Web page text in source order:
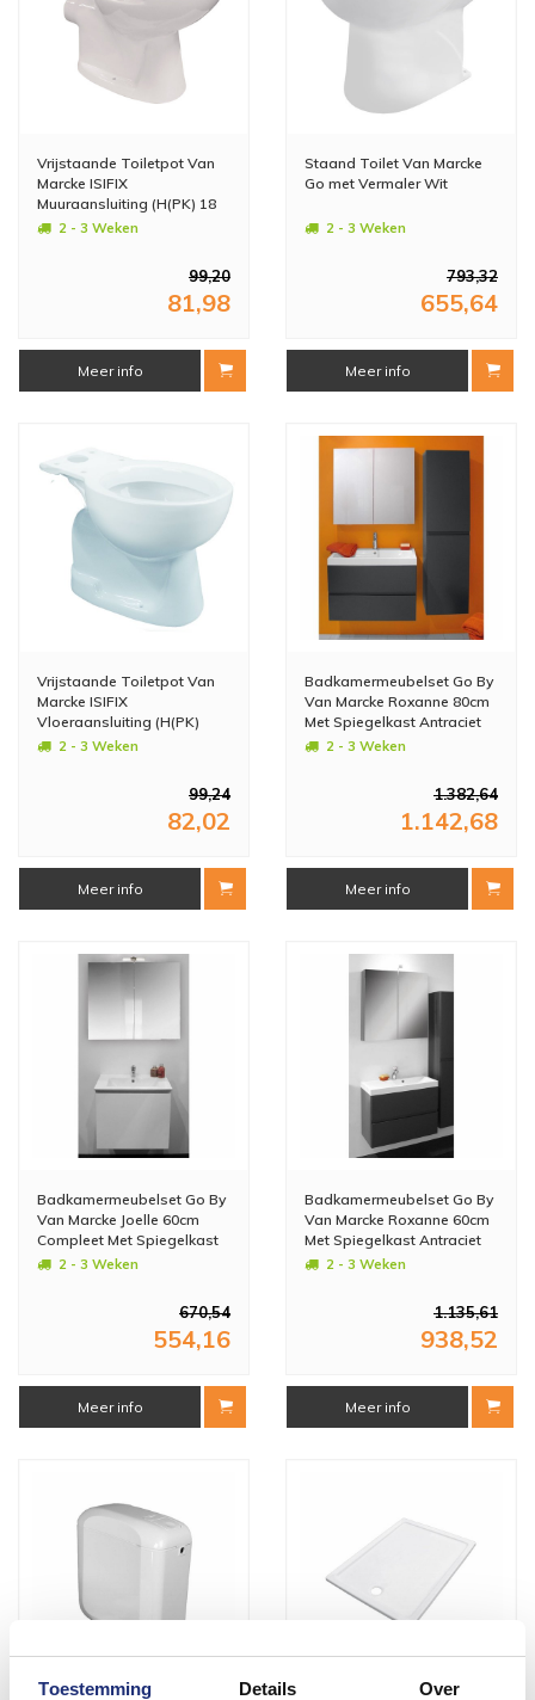
Toestemming Details Over
Vrijstaande Toiletpot Van
Marcke ISIFIX
Muuraansluiting (H(PK) 18
cm Wit2 - 3 Weken
99,20
81,98
Meer info
Staand Toilet Van Marcke
Go met Vermaler Wit
2 - 3 Weken
793,32
655,64
Meer info
Vrijstaande Toiletpot Van
Marcke ISIFIX
Vloeraansluiting (H(PK)
21.5 cm Wit
2 - 3 Weken
99,24
82,02
Meer info
Badkamermeubelset Go By
Van Marcke Roxanne 80cm
Met Spiegelkast Antraciet
2 - 3 Weken
1.382,64
1.142,68
Meer info
Badkamermeubelset Go By
Van Marcke Joelle 60cm
Compleet Met Spiegelkast
Wit2 - 3 Weken
670,54
554,16
Meer info
Badkamermeubelset Go By
Van Marcke Roxanne 60cm
Met Spiegelkast Antraciet
2 - 3 Weken
1.135,61
938,52
Meer info